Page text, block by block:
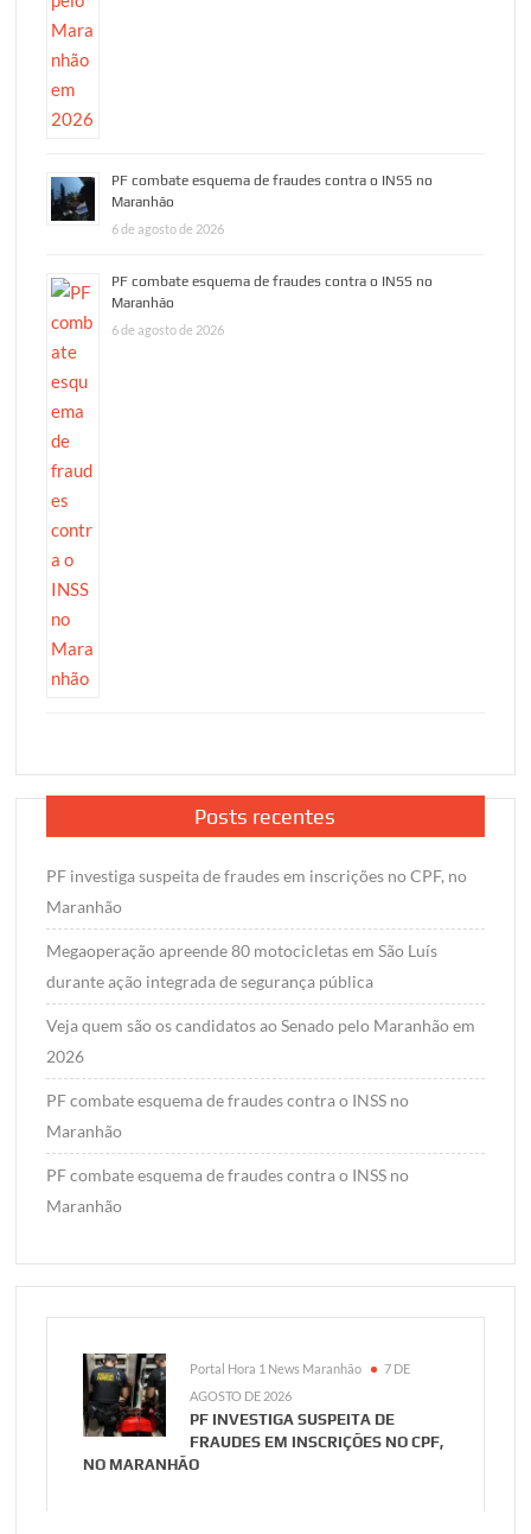
PF combate esquema de fraudes contra o INSS no
Maranhão
6 de agosto de 2026
PF combate esquema de fraudes contra o INSS no
Maranhão
6 de agosto de 2026
Posts recentes
PF investiga suspeita de fraudes em inscrições no CPF, no
Maranhão
Megaoperação apreende 80 motocicletas em São Luís
durante ação integrada de segurança pública
Veja quem são os candidatos ao Senado pelo Maranhão em
2026
PF combate esquema de fraudes contra o INSS no
Maranhão
PF combate esquema de fraudes contra o INSS no
Maranhão
Portal Hora 1 News Maranhão
7 DE
AGOSTO DE 2026
PF INVESTIGA SUSPEITA DE
FRAUDES EM INSCRIÇÕES NO CPF,
NO MARANHÃO